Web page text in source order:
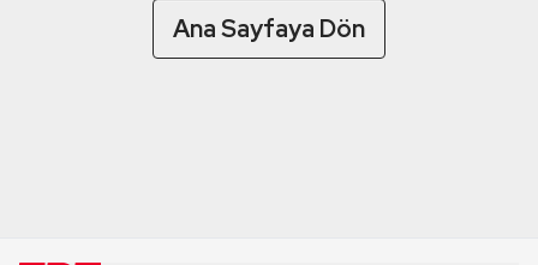
Ana Sayfaya Dön